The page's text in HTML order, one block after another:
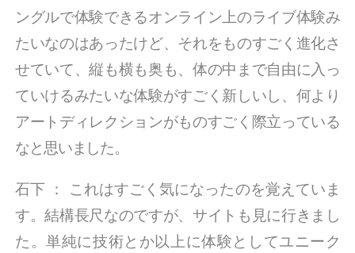
ングルで体験できるオンライン上のライブ体験み
たいなのはあったけど、それをものすごく進化さ
せていて、縦も横も奥も、体の中まで自由に入っ
ていけるみたいな体験がすごく新しいし、何より
アートディレクションがものすごく際立っている
なと思いました。
石下 ：
これはすごく気になったのを覚えていま
す。結構長尺なのですが、サイトも見に行きまし
た。単純に技術とか以上に体験としてユニーク